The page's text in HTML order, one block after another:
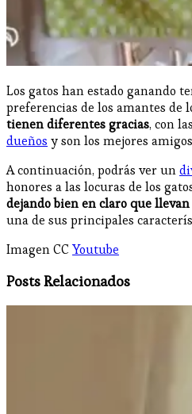
Los gatos han estado ganando
preferencias de los amantes de
tienen diferentes gracias, con
dueños y son los mejores
A continuación, podrás ver un
honores a las locuras de los
dejando bien en claro que
una de sus principales
Imagen CC Youtube
Posts Relacionados